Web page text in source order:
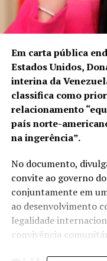
Em carta pública
Estados Unidos,
interina da
classifica como
relacionamento
país norte-
na ingerência”.
No documento,
convite ao governo
conjuntamente em
ao desenvolvimento
legalidade
convivência